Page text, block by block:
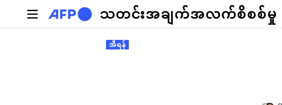
အဓိကအကြောင်းအရာသို့ သွားမည်
သတင်းအချက်အလက်စိစစ်မှု
Primary tabsအီရန်